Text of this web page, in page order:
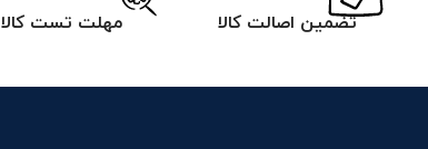
تضمین اصالت کالا مهلت تست کالا